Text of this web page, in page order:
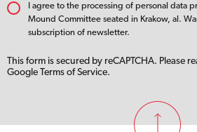
I agree to the processing of personal data
Mound Committee seated in Krakow, al.
subscription of newsletter.
This form is secured by reCAPTCHA. Please
Google Terms of Service.